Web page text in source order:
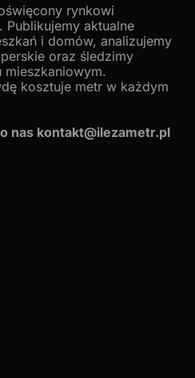
rynkowi
Publikujemy aktualne
i domów, analizujemy
oraz śledzimy
mieszkaniowym.
kosztuje metr w każdym
nas kontakt@ilezametr.pl